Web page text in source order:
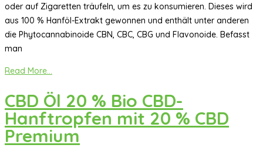
oder auf Zigaretten träufeln, um es zu konsumieren. Dieses wird
aus 100 % Hanföl-Extrakt gewonnen und enthält unter anderen
die Phytocannabinoide CBN, CBC, CBG und Flavonoide. Befasst
man
Read More...
CBD Öl 20 % Bio CBD-
Hanftropfen mit 20 % CBD
Premium